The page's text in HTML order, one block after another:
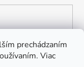
prechádzaním
Viac
ochrany